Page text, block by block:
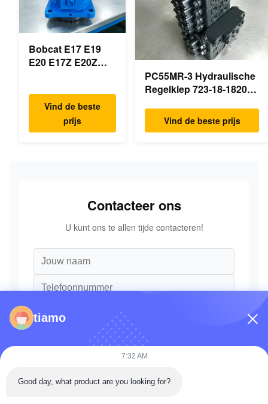
Bobcat E17 E19
E20 E17Z E20Z
7024419 Voor mini
graafmachine
Vind de beste
prijs
PC55MR-3 Hydraulische
Regelklep 723-18-18200
18202 voor KOMATSU
Graafmachine Originele
Vind de beste prijs
Contacteer ons
U kunt ons te allen tijde contacteren!
tiamo
7:32 AM
Good day, what product are you looking for?